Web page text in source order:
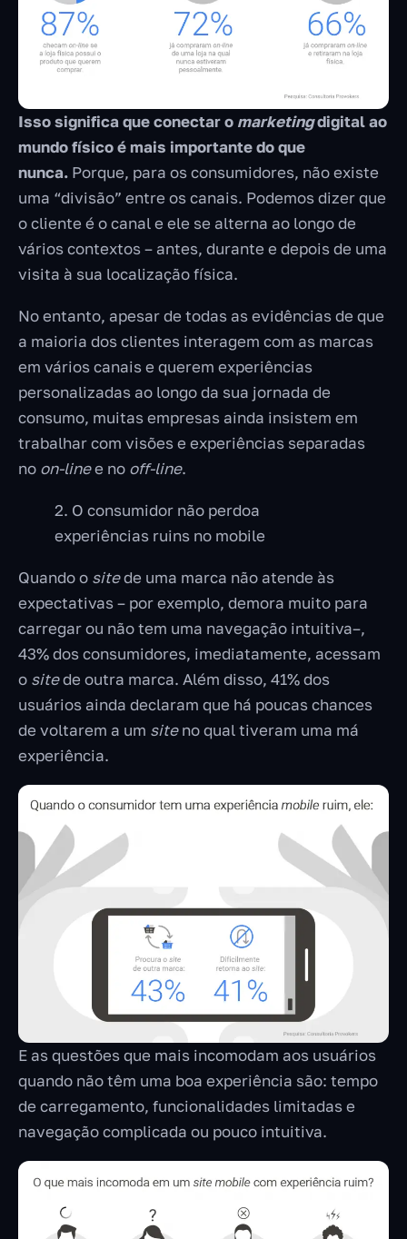
Isso significa que conectar o marketingdigital ao
mundo físico é mais importante do que
nunca. Porque, para os consumidores, não existe
uma “divisão” entre os canais. Podemos dizer que
o cliente é o canal e ele se alterna ao longo de
vários contextos – antes, durante e depois de uma
visita à sua localização física.
No entanto, apesar de todas as evidências de que
a maioria dos clientes interagem com as marcas
em vários canais e querem experiências
personalizadas ao longo da sua jornada de
consumo, muitas empresas ainda insistem em
trabalhar com visões e experiências separadas
no on-linee no off-line.
2. O consumidor não perdoa
experiências ruins no mobile
Quando o sitede uma marca não atende às
expectativas – por exemplo, demora muito para
carregar ou não tem uma navegação intuitiva–,
43% dos consumidores, imediatamente, acessam
o sitede outra marca. Além disso, 41% dos
usuários ainda declaram que há poucas chances
de voltarem a um siteno qual tiveram uma má
experiência.
E as questões que mais incomodam aos usuários
quando não têm uma boa experiência são: tempo
de carregamento, funcionalidades limitadas e
navegação complicada ou pouco intuitiva.